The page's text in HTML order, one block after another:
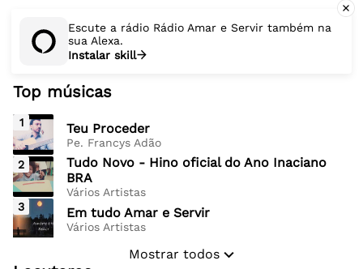
Escute a rádio Rádio Amar e Servir também na
sua Alexa.
Instalar skill
Top músicas
1 Teu Proceder
Pe. Francys Adão
2
Tudo Novo - Hino oficial do Ano Inaciano
BRA
Vários Artistas
3
Em tudo Amar e Servir
Vários Artistas
Mostrar todos